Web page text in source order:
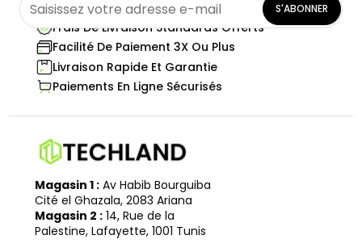
S'ABONNER
Frais De Livraison Standards Offerts
Facilité De Paiement 3X Ou Plus
Livraison Rapide Et Garantie
Paiements En Ligne Sécurisés
Magasin 1 : Av Habib Bourguiba
Cité el Ghazala, 2083 Ariana
Magasin 2 : 14, Rue de la
Palestine, Lafayette, 1001 Tunis